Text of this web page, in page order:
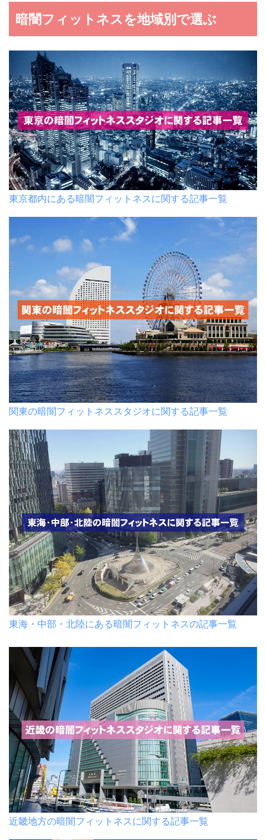
暗闇フィットネスを地域別で選ぶ
東京都内にある暗闇フィットネスに関する記事一覧
関東の暗闇フィットネススタジオに関する記事一覧
東海・中部・北陸にある暗闇フィットネスの記事一覧
近畿地方の暗闇フィットネスに関する記事一覧